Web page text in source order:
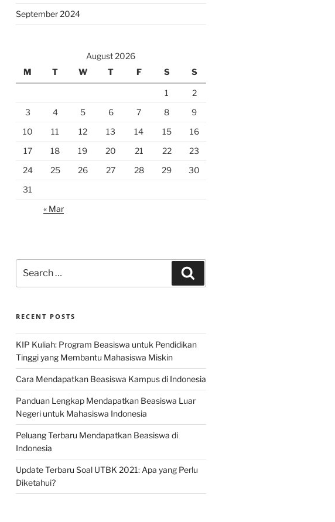
September 2024
August 2026
M
T W T F S S
1
2
3
4 5 6 7 8
9
10
11 12 13 14 15
16
17
18 19 20 21 22
23
24
25 26 27 28 29
30
31
« Mar
for:
RECENT POSTS
KIP Kuliah: Program Beasiswa untuk Pendidikan
Tinggi yang Membantu Mahasiswa Miskin
Cara Mendapatkan Beasiswa Kampus di Indonesia
Panduan Lengkap Mendapatkan Beasiswa Luar
Negeri untuk Mahasiswa Indonesia
Peluang Terbaru Mendapatkan Beasiswa di
Indonesia
Update Terbaru Soal UTBK 2021: Apa yang Perlu
Diketahui?